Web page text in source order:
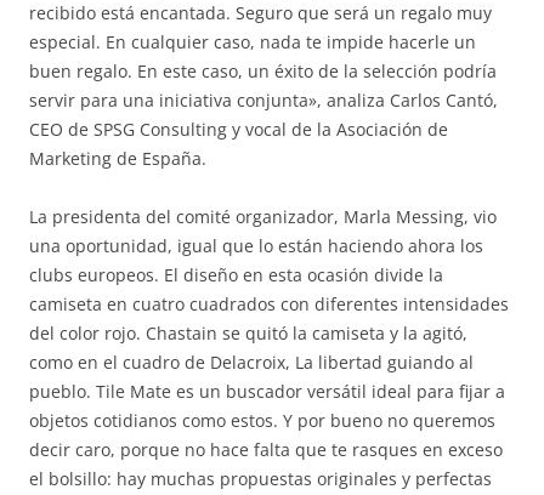
recibido está encantada. Seguro que será un regalo muy
especial. En cualquier caso, nada te impide hacerle un
buen regalo. En este caso, un éxito de la selección podría
servir para una iniciativa conjunta», analiza Carlos Cantó,
CEO de SPSG Consulting y vocal de la Asociación de
Marketing de España.
La presidenta del comité organizador, Marla Messing, vio
una oportunidad, igual que lo están haciendo ahora los
clubs europeos. El diseño en esta ocasión divide la
camiseta en cuatro cuadrados con diferentes intensidades
del color rojo. Chastain se quitó la camiseta y la agitó,
como en el cuadro de Delacroix, La libertad guiando al
pueblo. Tile Mate es un buscador versátil ideal para fijar a
objetos cotidianos como estos. Y por bueno no queremos
decir caro, porque no hace falta que te rasques en exceso
el bolsillo: hay muchas propuestas originales y perfectas